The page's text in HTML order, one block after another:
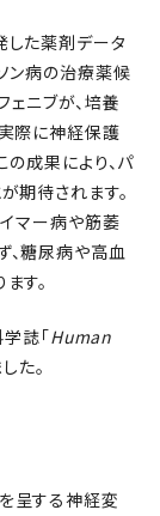
た薬剤データ
ン病の治療薬候
ェニブが、培養
際に神経保護
成果により、パ
期待されます。
イマー病や筋萎
糖尿病や高血
す。
誌「Human
た。
呈する神経変